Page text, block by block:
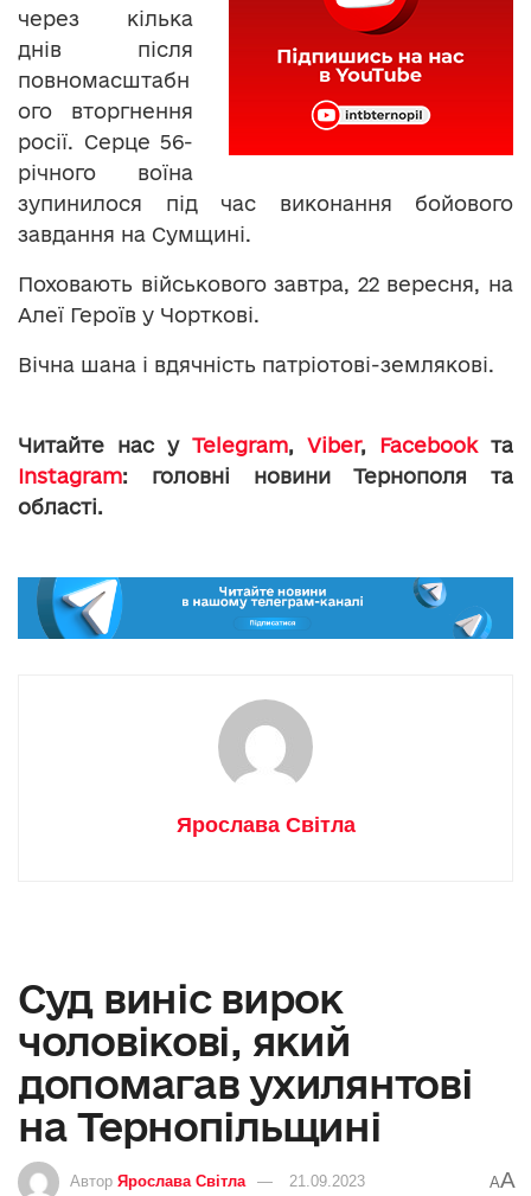
через кілька
днів після
повномасштабн
ого вторгнення
росії. Серце 56-
річного воїна
зупинилося під час виконання бойового
завдання на Сумщині.
Поховають військового завтра, 22 вересня, на
Алеї Героїв у Чорткові.
Вічна шана і вдячність патріотові-землякові.
Читайте нас у Telegram, Viber, Facebookта
Instagram: головні новини Тернополя та
області.
Ярослава Світла
Суд виніс вирок
чоловікові, який
допомагав ухилянтові
на Тернопільщині
Автор Ярослава Світла 21.09.2023 AA